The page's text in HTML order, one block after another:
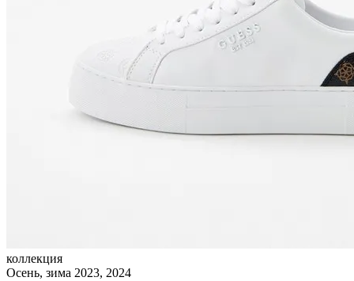
коллекция
Осень, зима 2023, 2024